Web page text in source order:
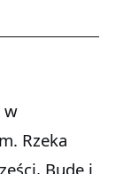
Rzeka
Budę i